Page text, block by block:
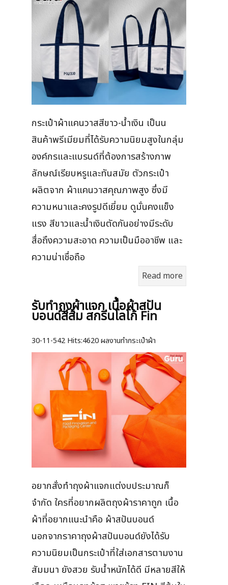
กระเป๋าผ้าแคนวาสสีขาว-น้ำเงิน เป็นน
สินค้าพรีเมียมที่ได้รับความนิยมสูงในกลุ่ม
องค์กรและแบรนด์ที่ต้องการสร้างภาพ
ลักษณ์เรียบหรูและทันสมัย ตัวกระเป๋า
ผลิตจาก ผ้าแคนวาสคุณภาพสูง ซึ่งมี
ความหนาและคงรูปดีเยี่ยม ดูมั่นคงแข็ง
แรง สีขาวและน้ำเงินตัดกันอย่างมีระดับ
สื่อถึงความสะอาด ความเป็นมืออาชีพ และ
ความน่าเชื่อถือ
Read more
รับทำถุงผ้าแจก เนื้อผ้าสปัน
บอนด์สีส้ม สกรีนโลโก้ Fin
30-11-542 Hits:4620 ผลงานทำกระเป๋าผ้า
อยากสั่งทำถุงผ้าแจกแต่งบประมาณก็
จำกัด ใครที่อยากผลิตถุงผ้าราคาถูก เนื้อ
ผ้าที่อยากแนะนำคือ ผ้าสปันบอนด์
นอกจากราคาถุงผ้าสปันบอนด์ยังได้รับ
ความนิยมเป็นกระเป๋าที่ใส่เอกสารตามงาน
สัมมนา ยังสวย รับน้ำหนักได้ดี มีหลายสีให้